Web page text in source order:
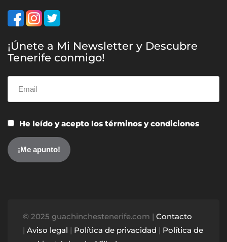
¡Únete a Mi Newsletter y Descubre
Tenerife conmigo!
He leído y acepto los términos y condiciones
© 2025 guachinchestenerife.com | Contacto
| Aviso legal | Política de privacidad | Política de